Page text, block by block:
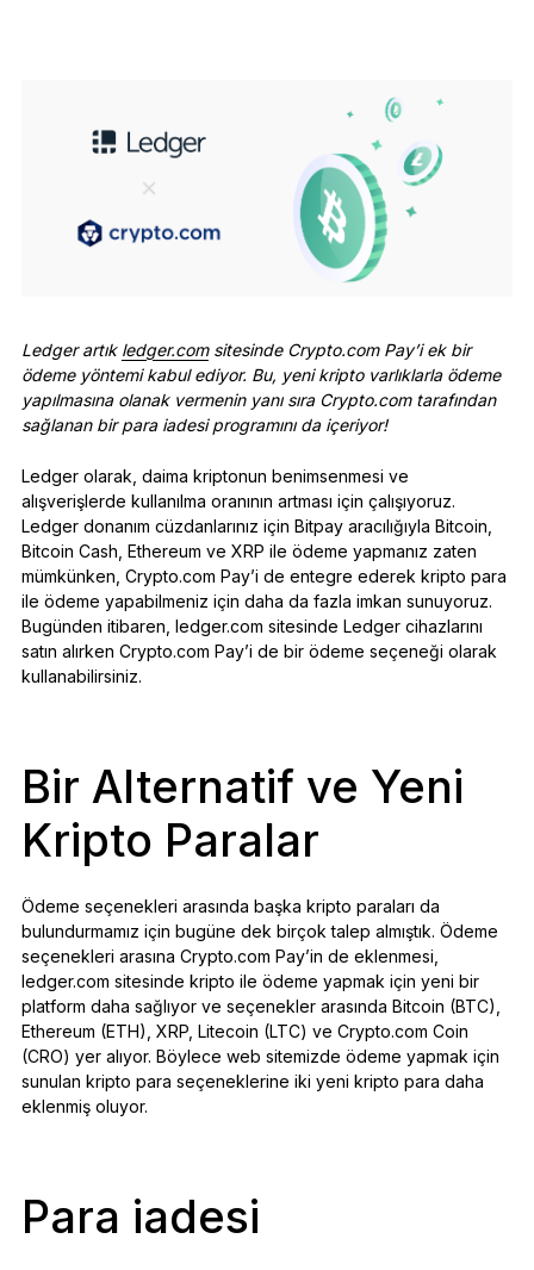
Tüm ürünleri gör
Ledger imzalayıcıları karşılaştırın
Ledger artık ledger.comsitesinde Crypto.com Pay’i ek bir
ödeme yöntemi kabul ediyor. Bu, yeni kripto varlıklarla ödeme
yapılmasına olanak vermenin yanı sıra Crypto.com tarafından
sağlanan bir para iadesi programını da içeriyor!
Ledger olarak, daima kriptonun benimsenmesi ve
alışverişlerde kullanılma oranının artması için çalışıyoruz.
Ledger donanım cüzdanlarınız için Bitpay aracılığıyla Bitcoin,
Bitcoin Cash, Ethereum ve XRP ile ödeme yapmanız zaten
mümkünken, Crypto.com Pay’i de entegre ederek kripto para
ile ödeme yapabilmeniz için daha da fazla imkan sunuyoruz.
Bugünden itibaren, ledger.com sitesinde Ledger cihazlarını
satın alırken Crypto.com Pay’i de bir ödeme seçeneği olarak
kullanabilirsiniz.
Bir Alternatif ve Yeni
Kripto Paralar
Ödeme seçenekleri arasında başka kripto paraları da
bulundurmamız için bugüne dek birçok talep almıştık. Ödeme
seçenekleri arasına Crypto.com Pay’in de eklenmesi,
ledger.com sitesinde kripto ile ödeme yapmak için yeni bir
platform daha sağlıyor ve seçenekler arasında Bitcoin (BTC),
Ethereum (ETH), XRP, Litecoin (LTC) ve Crypto.com Coin
(CRO) yer alıyor. Böylece web sitemizde ödeme yapmak için
sunulan kripto para seçeneklerine iki yeni kripto para daha
eklenmiş oluyor.
Para iadesi